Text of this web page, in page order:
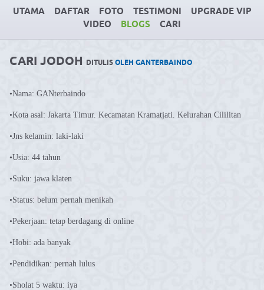
UTAMA DAFTAR FOTO TESTIMONI
UPGRADE VIP
VIDEO
BLOGS CARI
CARI JODOH DITULISOLEH GANTERBAINDO
•Nama: GANterbaindo
•Kota asal: Jakarta Timur. Kecamatan Kramatjati. Kelurahan Cililitan
•Jns kelamin: laki-laki
•Usia: 44 tahun
•Suku: jawa klaten
•Status: belum pernah menikah
•Pekerjaan: tetap berdagang di online
•Hobi: ada banyak
•Pendidikan: pernah lulus
•Sholat 5 waktu: iya